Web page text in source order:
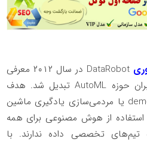
DataRobot در سال ۲۰۱۲ معرفی
شد و به‌سرعت به یکی از رهبران حوزه AutoML تبدیل شد. هدف
اصلی این پلتفرم، democratization یا مردمی‌سازی یادگیری ماشین
استفاده از هوش مصنوعی برای همه
تخصصی داده ندارند. با